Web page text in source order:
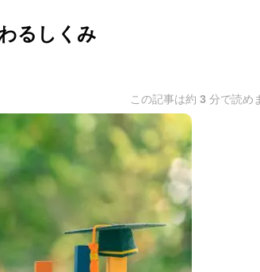
るしくみ
この記事は約 3 分で読め